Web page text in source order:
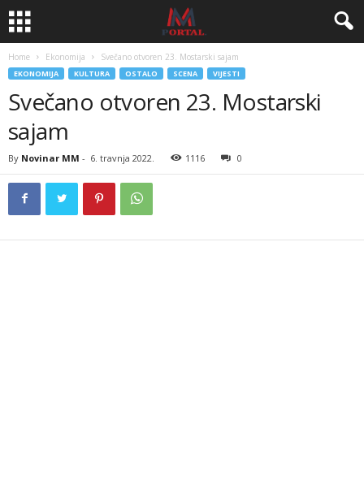
Home Ekonomija Svečano otvoren 23. Mostarski sajam
EKONOMIJA KULTURA OSTALO SCENA VIJESTI
Svečano otvoren 23. Mostarski
sajam
By Novinar MM - 6. travnja 2022. 1116 0